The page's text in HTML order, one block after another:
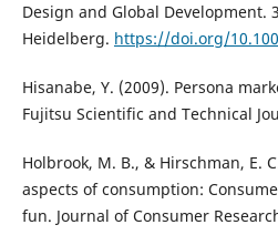
Design and Global Development.
Heidelberg. https://doi.org/
Hisanabe, Y. (2009). Persona
Fujitsu Scientific and Technical
Holbrook, M. B., & Hirschman, E.
aspects of consumption:
fun. Journal of Consumer